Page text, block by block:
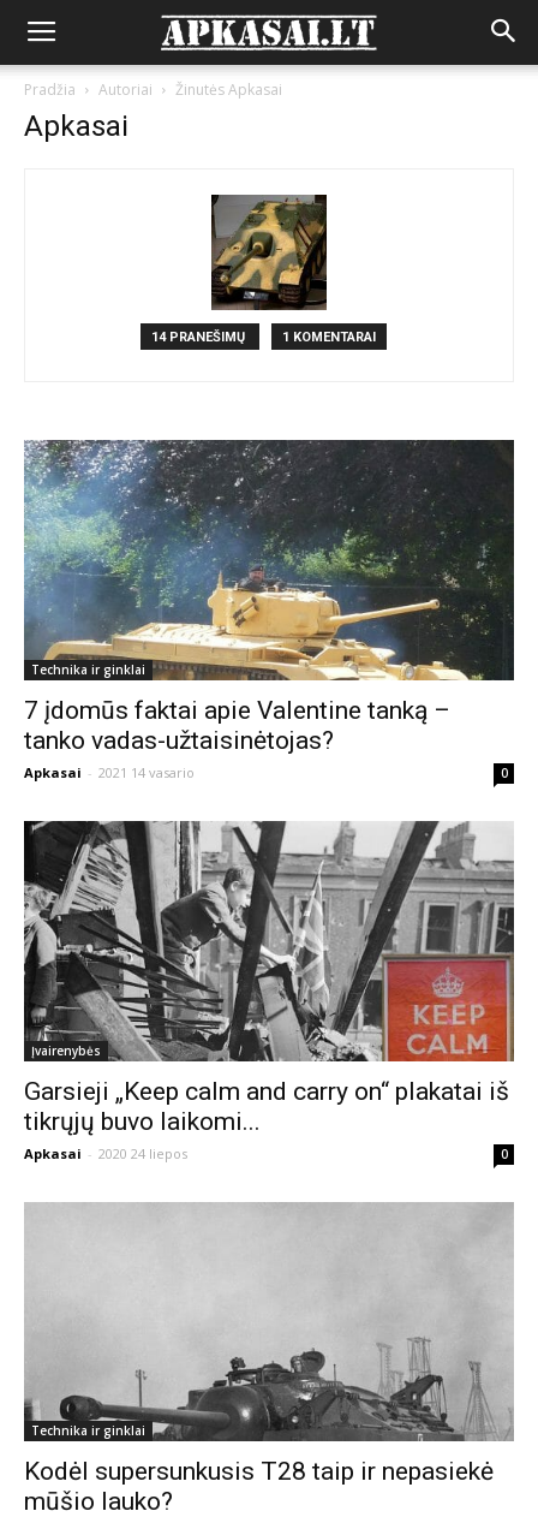
Pradžia Autoriai Žinutės Apkasai
Apkasai
14 PRANEŠIMŲ 1 KOMENTARAI
Technika ir ginklai
7 įdomūs faktai apie Valentine tanką –
tanko vadas-užtaisinėtojas?
Apkasai - 2021 14 vasario 0
Įvairenybės
Garsieji „Keep calm and carry on“ plakatai iš
tikrųjų buvo laikomi...
Apkasai - 2020 24 liepos 0
Technika ir ginklai
Kodėl supersunkusis T28 taip ir nepasiekė
mūšio lauko?